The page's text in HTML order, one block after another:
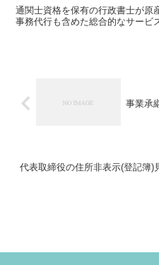
通関士資格を保有の行政書士が原
事務代行も含めた総合的なサービ
事業承
代表取締役の住所非表示(登記簿)